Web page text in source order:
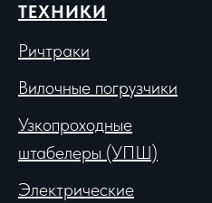
ТЕХНИКИ
Ричтраки
Вилочные погрузчики
Узкопроходные
штабелеры (УПШ)
Электрические